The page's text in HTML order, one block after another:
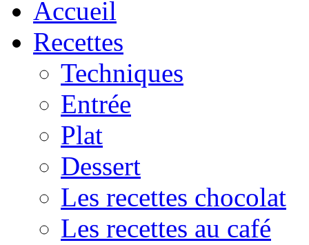
Accueil
Recettes
Techniques
Entrée
Plat
Dessert
Les recettes chocolat
Les recettes au café